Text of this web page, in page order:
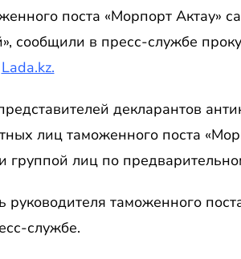
поста «Морпорт Актау»
сообщили в пресс-службе
Lada.kz.
декларантов
лиц таможенного поста
лиц по
руководителя таможенного
службе.